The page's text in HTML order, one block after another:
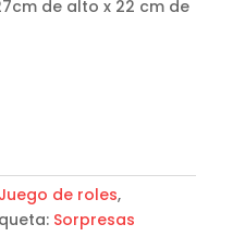
de alto x 22 cm de
Juego de roles,
Sorpresas